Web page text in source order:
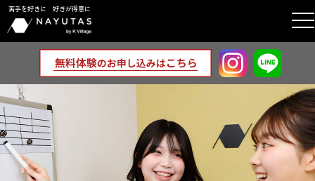
苦手を好きに 好きが得意に